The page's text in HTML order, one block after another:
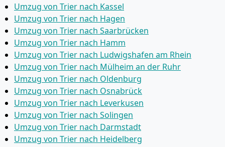
Umzug von Trier nach Kassel
Umzug von Trier nach Hagen
Umzug von Trier nach Saarbrücken
Umzug von Trier nach Hamm
Umzug von Trier nach Ludwigshafen am Rhein
Umzug von Trier nach Mülheim an der Ruhr
Umzug von Trier nach Oldenburg
Umzug von Trier nach Osnabrück
Umzug von Trier nach Leverkusen
Umzug von Trier nach Solingen
Umzug von Trier nach Darmstadt
Umzug von Trier nach Heidelberg